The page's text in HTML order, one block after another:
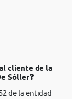
cliente de la
Sóller❓
de la entidad